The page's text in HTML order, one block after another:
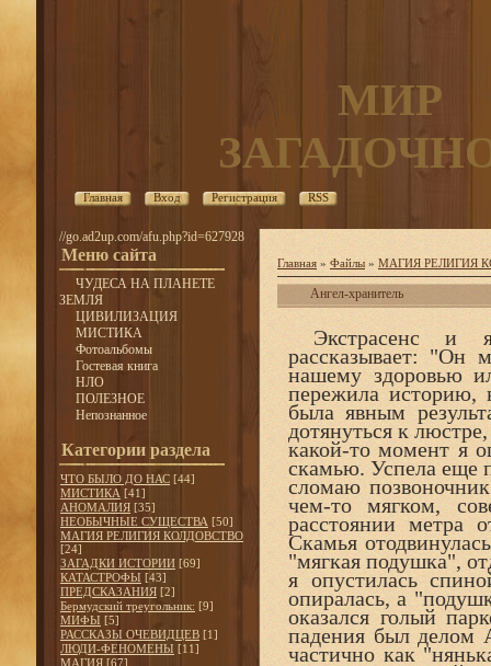
МИР
Главная Вход Регистрация RSS
//go.ad2up.com/afu.php?id=627928
Меню сайта
ЧУДЕСА НА ПЛАНЕТЕ
ЗЕМЛЯ
ЦИВИЛИЗАЦИЯ
МИСТИКА
Фотоальбомы
Гостевая книга
НЛО
ПОЛЕЗНОЕ
Непознанное
Категории раздела
ЧТО БЫЛО ДО НАС [44]
МИСТИКА [41]
АНОМАЛИЯ [35]
НЕОБЫЧНЫЕ СУЩЕСТВА [50]
МАГИЯ РЕЛИГИЯ КОЛДОВСТВО
[24]
ЗАГАДКИ ИСТОРИИ [69]
КАТАСТРОФЫ [43]
ПРЕДСКАЗАНИЯ [2]
Бермудский треугольник: [9]
МИФЫ [5]
РАССКАЗЫ ОЧЕВИДЦЕВ [1]
ЛЮДИ-ФЕНОМЕНЫ [11]
МАГИЯ [67]
Главная » Файлы » МАГИЯ РЕЛИГИЯ
Ангел-хранитель
Экстрасенс и
рассказывает: "Он
нашему здоровью
пережила историю,
была явным
дотянуться к
какой-то момент я
скамью. Успела еще
сломаю
чем-то мягком,
расстоянии метра
Скамья
"мягкая подушка",
я опустилась
опиралась, а
оказался голый
падения был делом
частично как